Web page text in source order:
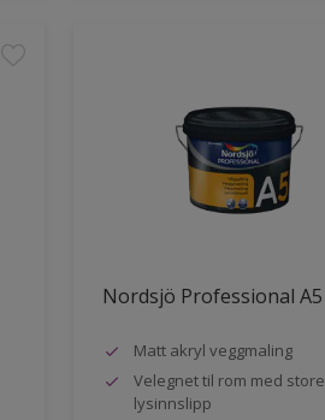
Nordsjö Professional A5
Matt akryl veggmaling
Velegnet til rom med store
lysinnslipp